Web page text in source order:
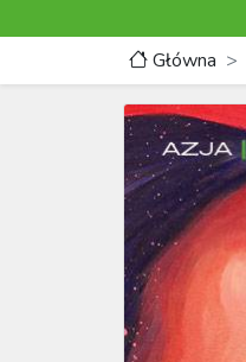
Główna